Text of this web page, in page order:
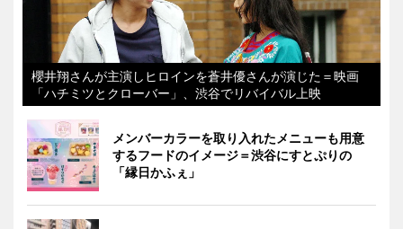
櫻井翔さんが主演しヒロインを蒼井優さんが演じた＝映画
「ハチミツとクローバー」、渋谷でリバイバル上映
メンバーカラーを取り入れたメニューも用意
するフードのイメージ＝渋谷にすとぷりの
「縁日かふぇ」